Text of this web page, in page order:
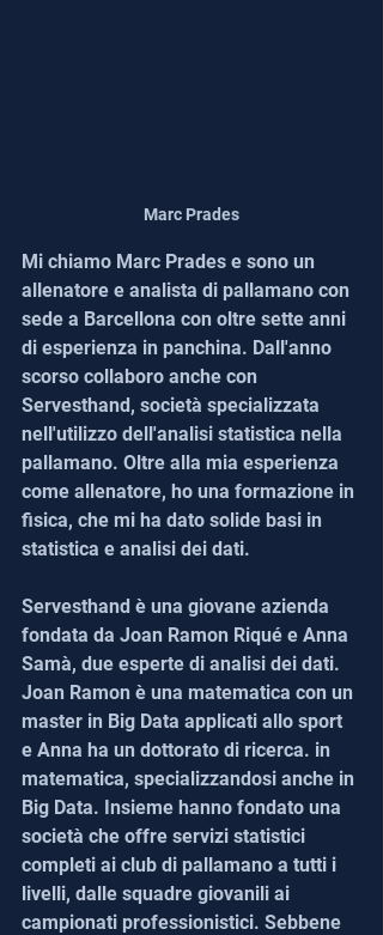
Marc Prades
Mi chiamo Marc Prades e sono un
allenatore e analista di pallamano con
sede a Barcellona con oltre sette anni
di esperienza in panchina. Dall'anno
scorso collaboro anche con
Servesthand, società specializzata
nell'utilizzo dell'analisi statistica nella
pallamano. Oltre alla mia esperienza
come allenatore, ho una formazione in
fisica, che mi ha dato solide basi in
statistica e analisi dei dati.
Servesthand è una giovane azienda
fondata da Joan Ramon Riqué e Anna
Samà, due esperte di analisi dei dati.
Joan Ramon è una matematica con un
master in Big Data applicati allo sport
e Anna ha un dottorato di ricerca. in
matematica, specializzandosi anche in
Big Data. Insieme hanno fondato una
società che offre servizi statistici
completi ai club di pallamano a tutti i
livelli, dalle squadre giovanili ai
campionati professionistici. Sebbene